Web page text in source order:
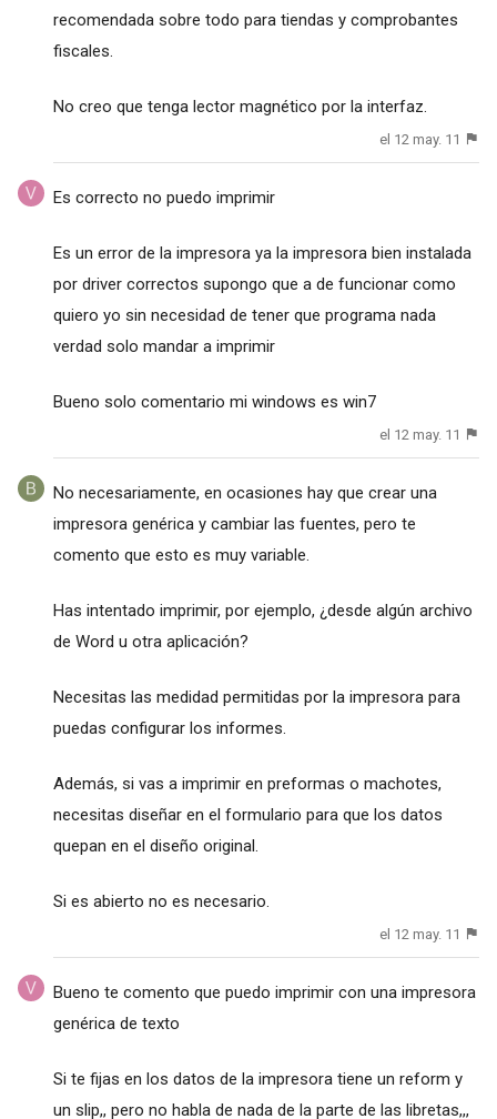
recomendada sobre todo para tiendas y comprobantes
fiscales.
No creo que tenga lector magnético por la interfaz.
el 12 may. 11
Es correcto no puedo imprimir
Es un error de la impresora ya la impresora bien instalada
por driver correctos supongo que a de funcionar como
quiero yo sin necesidad de tener que programa nada
verdad solo mandar a imprimir
Bueno solo comentario mi windows es win7
el 12 may. 11
No necesariamente, en ocasiones hay que crear una
impresora genérica y cambiar las fuentes, pero te
comento que esto es muy variable.
Has intentado imprimir, por ejemplo, ¿desde algún archivo
de Word u otra aplicación?
Necesitas las medidad permitidas por la impresora para
puedas configurar los informes.
Además, si vas a imprimir en preformas o machotes,
necesitas diseñar en el formulario para que los datos
quepan en el diseño original.
Si es abierto no es necesario.
el 12 may. 11
Bueno te comento que puedo imprimir con una impresora
genérica de texto
Si te fijas en los datos de la impresora tiene un reform y
un slip,, pero no habla de nada de la parte de las libretas,,,